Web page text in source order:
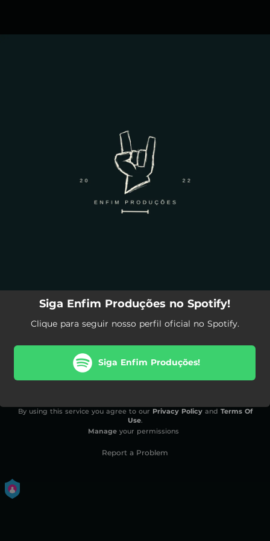
Siga Enfim Produções no Spotify!
Clique para seguir nosso perfil oficial no Spotify.
Siga Enfim Produções!
By using this service you agree to our Privacy Policyand Terms Of
Use.
Manageyour permissions
Report a Problem